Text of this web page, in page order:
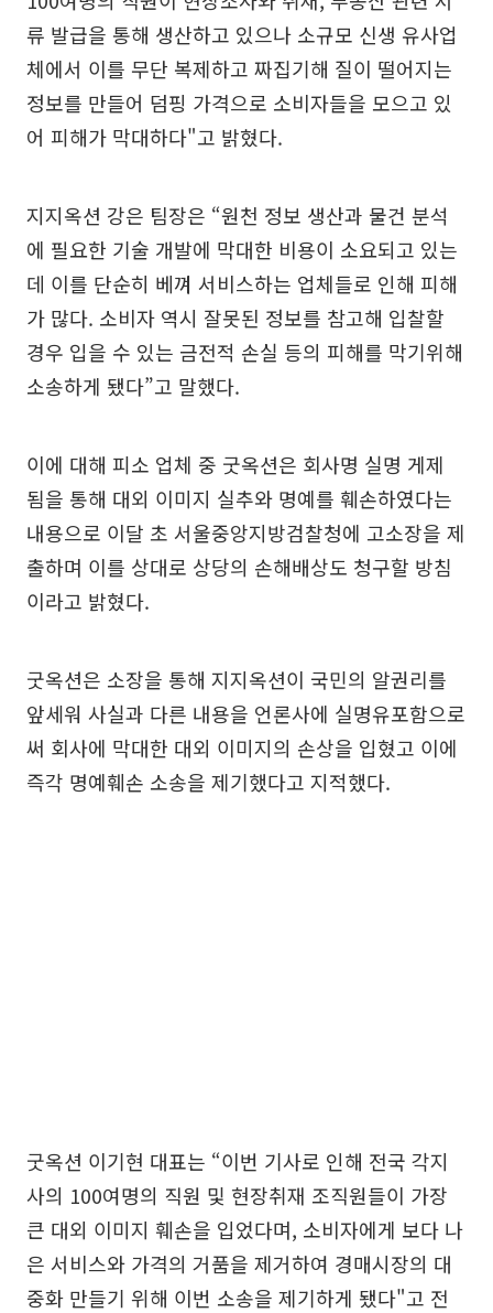
류 발급을 통해 생산하고 있으나 소규모 신생 유사업
체에서 이를 무단 복제하고 짜집기해 질이 떨어지는
정보를 만들어 덤핑 가격으로 소비자들을 모으고 있
어 피해가 막대하다"고 밝혔다.
지지옥션 강은 팀장은 “원천 정보 생산과 물건 분석
에 필요한 기술 개발에 막대한 비용이 소요되고 있는
데 이를 단순히 베껴 서비스하는 업체들로 인해 피해
가 많다. 소비자 역시 잘못된 정보를 참고해 입찰할
경우 입을 수 있는 금전적 손실 등의 피해를 막기위해
소송하게 됐다”고 말했다.
이에 대해 피소 업체 중 굿옥션은 회사명 실명 게제
됨을 통해 대외 이미지 실추와 명예를 훼손하였다는
내용으로 이달 초 서울중앙지방검찰청에 고소장을 제
출하며 이를 상대로 상당의 손해배상도 청구할 방침
이라고 밝혔다.
굿옥션은 소장을 통해 지지옥션이 국민의 알권리를
앞세워 사실과 다른 내용을 언론사에 실명유포함으로
써 회사에 막대한 대외 이미지의 손상을 입혔고 이에
즉각 명예훼손 소송을 제기했다고 지적했다.
굿옥션 이기현 대표는 “이번 기사로 인해 전국 각지
사의 100여명의 직원 및 현장취재 조직원들이 가장
큰 대외 이미지 훼손을 입었다며, 소비자에게 보다 나
은 서비스와 가격의 거품을 제거하여 경매시장의 대
중화 만들기 위해 이번 소송을 제기하게 됐다"고 전